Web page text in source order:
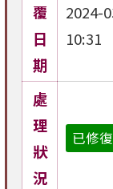
覆
日
期
2024-
10:31
處
理
狀
況
已修復